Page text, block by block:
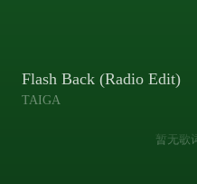
Flash Back (Radio Edit)
TAIGA
暂无歌